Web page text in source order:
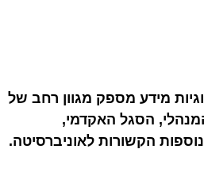
מידע מספק מגוון רחב של
הסגל האקדמי,
הקשורות לאוניברסיטה.